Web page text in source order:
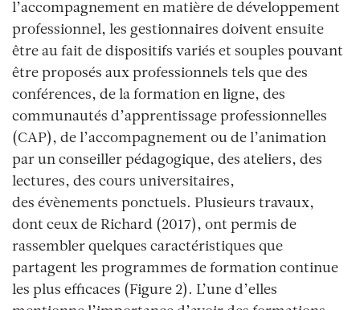
l’accompagnement en matière de développement
professionnel, les gestionnaires doivent ensuite
être au fait de dispositifs variés et souples pouvant
être proposés aux professionnels tels que des
conférences, de la formation en ligne, des
communautés d’apprentissage professionnelles
(CAP), de l’accompagnement ou de l’animation
par un conseiller pédagogique, des ateliers, des
lectures, des cours universitaires,
des évènements ponctuels. Plusieurs travaux,
dont ceux de Richard (2017), ont permis de
rassembler quelques caractéristiques que
partagent les programmes de formation continue
les plus efficaces (Figure 2). L’une d’elles